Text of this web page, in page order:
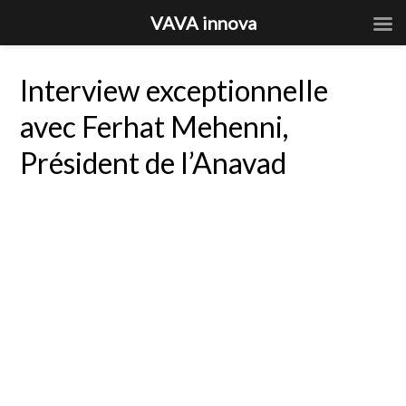
Interview exceptionnelle
avec Ferhat Mehenni,
Président de l’Anavad
VAVA innova